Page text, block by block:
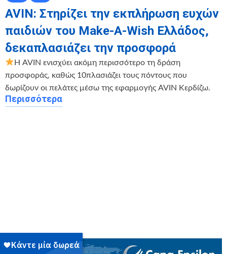
AVIN: Στηρίζει την εκπλήρωση ευχών
παιδιών του Make-A-Wish Ελλάδος,
δεκαπλασιάζει την προσφορά
Η AVIN ενισχύει ακόμη περισσότερο τη δράση
προσφοράς, καθώς 10πλασιάζει τους πόντους που
δωρίζουν οι πελάτες μέσω της εφαρμογής AVIN Κερδίζω.
Περισσότερα